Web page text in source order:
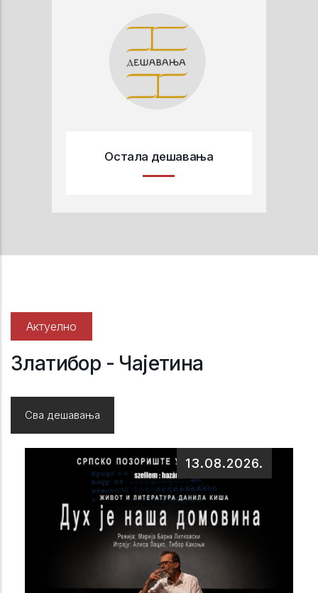
Остала дешавања
Актуелно
Златибор - Чајетина
Сва дешавања
13.08.2026.